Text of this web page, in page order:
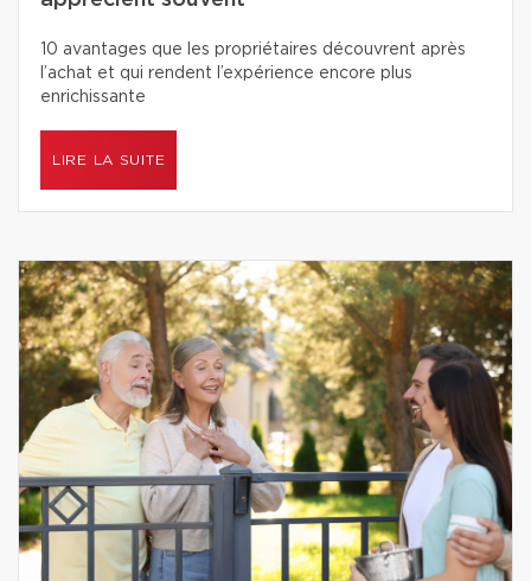
10 avantages que les propriétaires découvrent après
l’achat et qui rendent l’expérience encore plus
enrichissante
LIRE LA SUITE